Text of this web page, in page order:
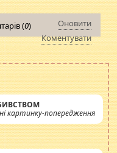
(0)
Оновити
Коментувати
картинку-попередження